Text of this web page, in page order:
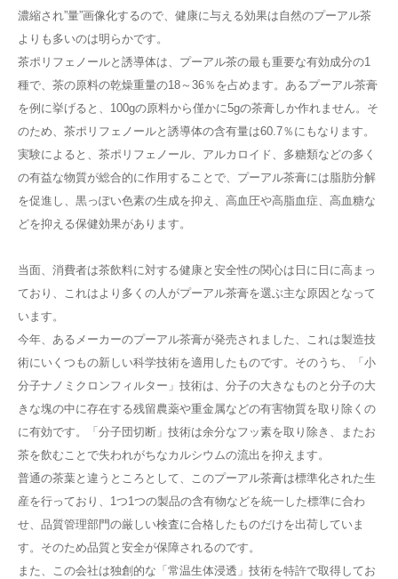
濃縮され”量”画像化するので、健康に与える効果は自然のプーアル茶
よりも多いのは明らかです。
茶ポリフェノールと誘導体は、プーアル茶の最も重要な有効成分の1
種で、茶の原料の乾燥重量の18～36％を占めます。あるプーアル茶膏
を例に挙げると、100gの原料から僅かに5gの茶膏しか作れません。そ
のため、茶ポリフェノールと誘導体の含有量は60.7％にもなります。
実験によると、茶ポリフェノール、アルカロイド、多糖類などの多く
の有益な物質が総合的に作用することで、プーアル茶膏には脂肪分解
を促進し、黒っぽい色素の生成を抑え、高血圧や高脂血症、高血糖な
どを抑える保健効果があります。
当面、消費者は茶飲料に対する健康と安全性の関心は日に日に高まっ
ており、これはより多くの人がプーアル茶膏を選ぶ主な原因となって
います。
今年、あるメーカーのプーアル茶膏が発売されました、これは製造技
術にいくつもの新しい科学技術を適用したものです。そのうち、「小
分子ナノミクロンフィルター」技術は、分子の大きなものと分子の大
きな塊の中に存在する残留農薬や重金属などの有害物質を取り除くの
に有効です。「分子団切断」技術は余分なフッ素を取り除き、またお
茶を飲むことで失われがちなカルシウムの流出を抑えます。
普通の茶葉と違うところとして、このプーアル茶膏は標準化された生
産を行っており、1つ1つの製品の含有物などを統一した標準に合わ
せ、品質管理部門の厳しい検査に合格したものだけを出荷していま
す。そのため品質と安全が保障されるのです。
また、この会社は独創的な「常温生体浸透」技術を特許で取得してお